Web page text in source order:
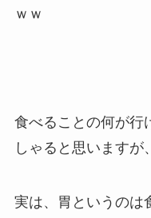
ｗｗ
食べることの何が行
しゃると思いますが、
実は、胃というのは